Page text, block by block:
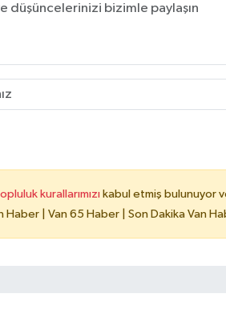
kurallarımızı kabul etmiş bulunuyor
Haber | Van 65 Haber | Son Dakika Van